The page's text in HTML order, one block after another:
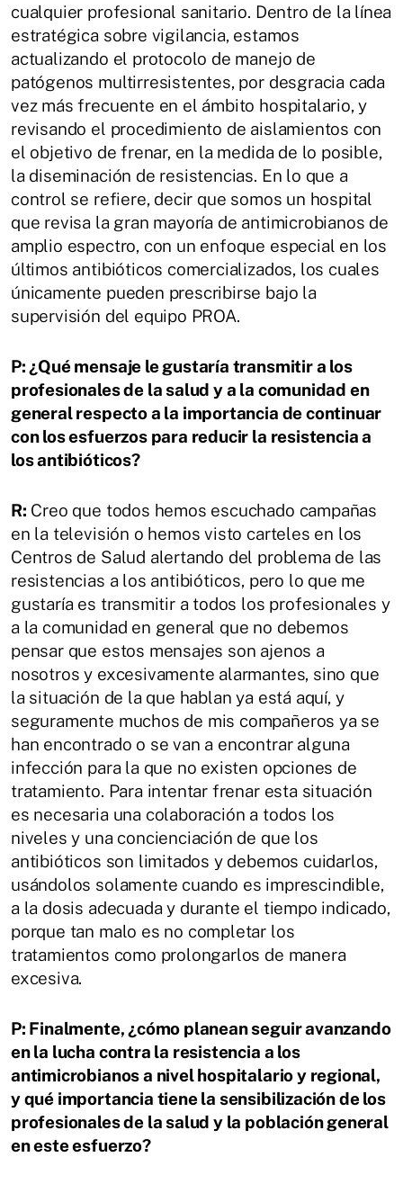
cualquier profesional sanitario. Dentro de la línea
estratégica sobre vigilancia, estamos
actualizando el protocolo de manejo de
patógenos multirresistentes, por desgracia cada
vez más frecuente en el ámbito hospitalario, y
revisando el procedimiento de aislamientos con
el objetivo de frenar, en la medida de lo posible,
la diseminación de resistencias. En lo que a
control se refiere, decir que somos un hospital
que revisa la gran mayoría de antimicrobianos de
amplio espectro, con un enfoque especial en los
últimos antibióticos comercializados, los cuales
únicamente pueden prescribirse bajo la
supervisión del equipo PROA.
P: ¿Qué mensaje le gustaría transmitir a los
profesionales de la salud y a la comunidad en
general respecto a la importancia de continuar
con los esfuerzos para reducir la resistencia a
los antibióticos?
R: Creo que todos hemos escuchado campañas
en la televisión o hemos visto carteles en los
Centros de Salud alertando del problema de las
resistencias a los antibióticos, pero lo que me
gustaría es transmitir a todos los profesionales y
a la comunidad en general que no debemos
pensar que estos mensajes son ajenos a
nosotros y excesivamente alarmantes, sino que
la situación de la que hablan ya está aquí, y
seguramente muchos de mis compañeros ya se
han encontrado o se van a encontrar alguna
infección para la que no existen opciones de
tratamiento. Para intentar frenar esta situación
es necesaria una colaboración a todos los
niveles y una concienciación de que los
antibióticos son limitados y debemos cuidarlos,
usándolos solamente cuando es imprescindible,
a la dosis adecuada y durante el tiempo indicado,
porque tan malo es no completar los
tratamientos como prolongarlos de manera
excesiva.
P: Finalmente, ¿cómo planean seguir avanzando
en la lucha contra la resistencia a los
antimicrobianos a nivel hospitalario y regional,
y qué importancia tiene la sensibilización de los
profesionales de la salud y la población general
en este esfuerzo?